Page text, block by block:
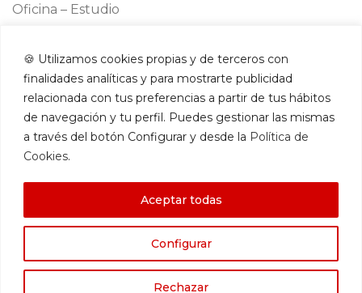
🍪 Utilizamos cookies propias y de terceros con
finalidades analíticas y para mostrarte publicidad
relacionada con tus preferencias a partir de tus hábitos
de navegación y tu perfil. Puedes gestionar las mismas
a través del botón Configurar y desde la Política de
Cookies.
Configurar
Rechazar
Aceptar todas
Oficina – Estudio
Información
Aviso legal
Política de cookies
Términos y condiciones